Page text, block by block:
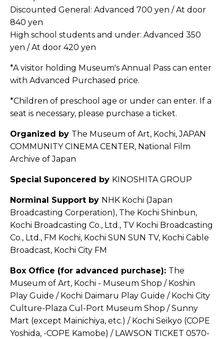
Discounted General: Advanced 700 yen / At door
840 yen
High school students and under: Advanced 350
yen / At door 420 yen
*A visitor holding Museum's Annual Pass can enter
with Advanced Purchased price.
*Children of preschool age or under can enter. If a
seat is necessary, please purchase a ticket.
Organized by The Museum of Art, Kochi, JAPAN
COMMUNITY CINEMA CENTER, National Film
Archive of Japan
Special Suponcered by KINOSHITA GROUP
Norminal Support by NHK Kochi (Japan
Broadcasting Corperation), The Kochi Shinbun,
Kochi Broadcasting Co., Ltd., TV Kochi Broadcasting
Co., Ltd., FM Kochi, Kochi SUN SUN TV, Kochi Cable
Broadcast, Kochi City FM
Box Office (for advanced purchase): The
Museum of Art, Kochi - Museum Shop / Koshin
Play Guide / Kochi Daimaru Play Guide / Kochi City
Culture-Plaza Cul-Port Museum Shop / Sunny
Mart (except Mainichiya, etc.) / Kochi Seikyo (COPE
Yoshida, -COPE Kamobe) / LAWSON TICKET 0570-